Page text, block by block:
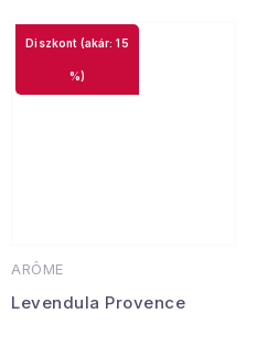
ARÔME
Levendula Provence
(akár: 15
%)